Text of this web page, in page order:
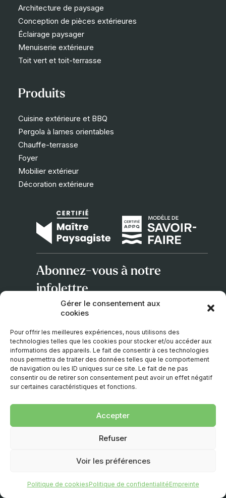
Gérer le consentement aux
cookies
Pour offrir les meilleures expériences, nous utilisons des
technologies telles que les cookies pour stocker et/ou accéder aux
informations des appareils. Le fait de consentir à ces technologies
nous permettra de traiter des données telles que le comportement
de navigation ou les ID uniques sur ce site. Le fait de ne pas
consentir ou de retirer son consentement peut avoir un effet négatif
sur certaines caractéristiques et fonctions.
Accepter
Refuser
Voir les préférences
Politique de cookiesPolitique de confidentialitéEmpreinte
Architecture de paysage
Conception de pièces extérieures
Éclairage paysager
Menuiserie extérieure
Toit vert et toit-terrasse
Produits
Cuisine extérieure et BBQ
Pergola à lames orientables
Chauffe-terrasse
Foyer
Mobilier extérieur
Décoration extérieure
Abonnez-vous à notre
infolettre
Adresse
courriel
EMBLÈME COMMUNICATION.
Politique de confidentialité|Politique de cookies